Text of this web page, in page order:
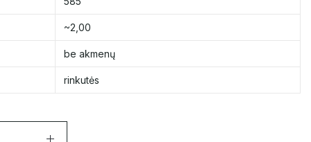
~2,00
be akmenų
rinkutės